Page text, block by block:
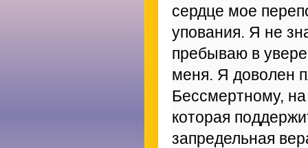
сердце мое
упования. Я не
пребываю в
меня. Я доволен
Бессмертному,
которая
запредельная